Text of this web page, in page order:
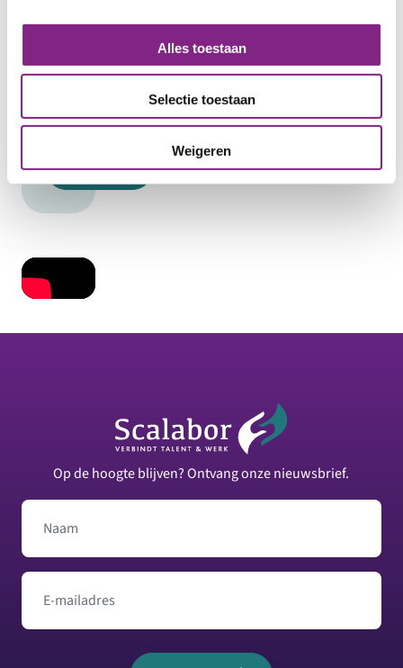
Alles toestaan
Selectie toestaan
Weigeren
Versturen
Op de hoogte blijven? Ontvang onze nieuwsbrief.
Naam
E-mailadres